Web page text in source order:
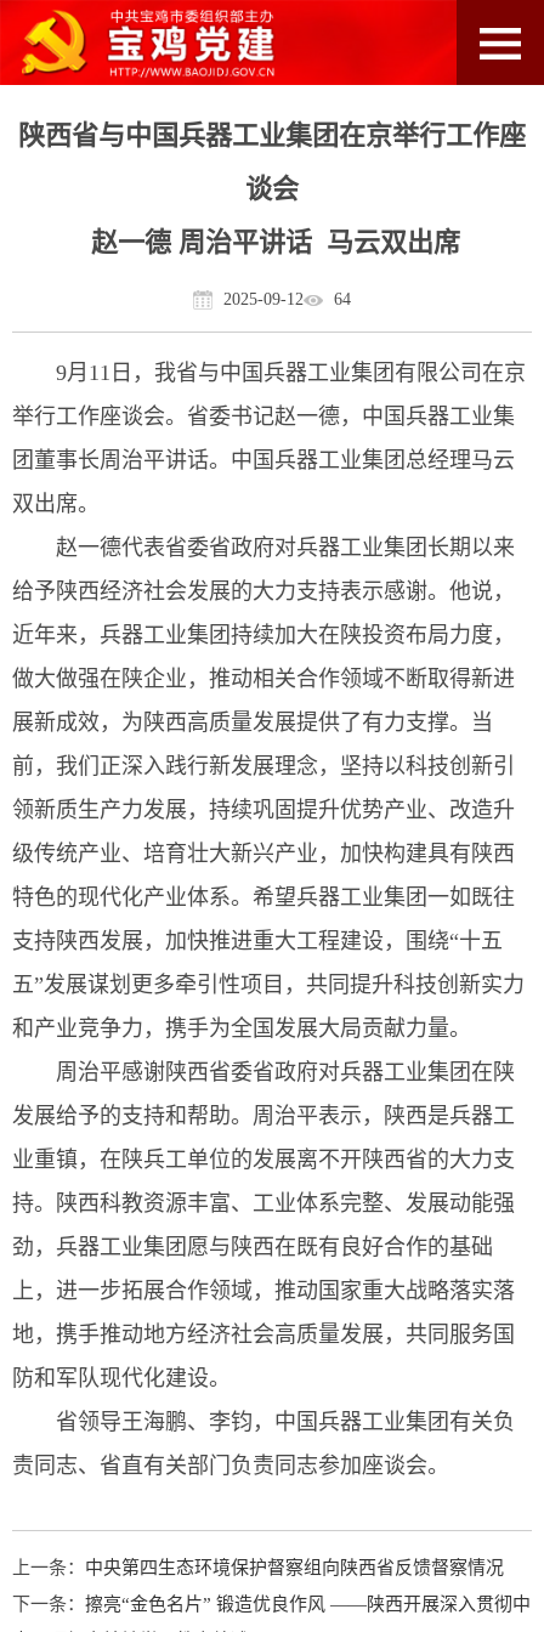
陕西省与中国兵器工业集团在京举行工作座
谈会
赵一德 周治平讲话 马云双出席
2025-09-12 64
9月11日，我省与中国兵器工业集团有限公司在京
举行工作座谈会。省委书记赵一德，中国兵器工业集
团董事长周治平讲话。中国兵器工业集团总经理马云
双出席。
赵一德代表省委省政府对兵器工业集团长期以来
给予陕西经济社会发展的大力支持表示感谢。他说，
近年来，兵器工业集团持续加大在陕投资布局力度，
做大做强在陕企业，推动相关合作领域不断取得新进
展新成效，为陕西高质量发展提供了有力支撑。当
前，我们正深入践行新发展理念，坚持以科技创新引
领新质生产力发展，持续巩固提升优势产业、改造升
级传统产业、培育壮大新兴产业，加快构建具有陕西
特色的现代化产业体系。希望兵器工业集团一如既往
支持陕西发展，加快推进重大工程建设，围绕“十五
五”发展谋划更多牵引性项目，共同提升科技创新实力
和产业竞争力，携手为全国发展大局贡献力量。
周治平感谢陕西省委省政府对兵器工业集团在陕
发展给予的支持和帮助。周治平表示，陕西是兵器工
业重镇，在陕兵工单位的发展离不开陕西省的大力支
持。陕西科教资源丰富、工业体系完整、发展动能强
劲，兵器工业集团愿与陕西在既有良好合作的基础
上，进一步拓展合作领域，推动国家重大战略落实落
地，携手推动地方经济社会高质量发展，共同服务国
防和军队现代化建设。
省领导王海鹏、李钧，中国兵器工业集团有关负
责同志、省直有关部门负责同志参加座谈会。
上一条： 中央第四生态环境保护督察组向陕西省反馈督察情况
下一条： 擦亮“金色名片” 锻造优良作风 ——陕西开展深入贯彻中